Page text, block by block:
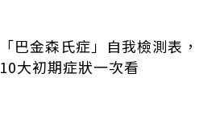
「巴金森氏症」自我檢測表，
10大初期症狀一次看